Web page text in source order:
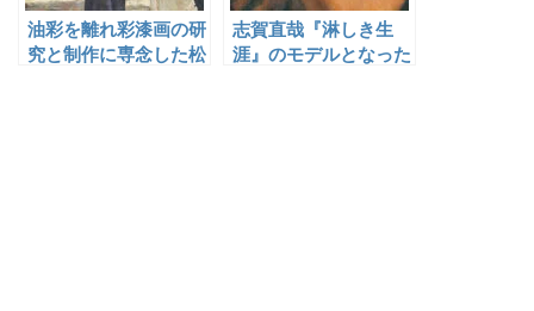
油彩を離れ彩漆画の研
究と制作に専念した松
志賀直哉『淋しき生
涯』のモデルとなった